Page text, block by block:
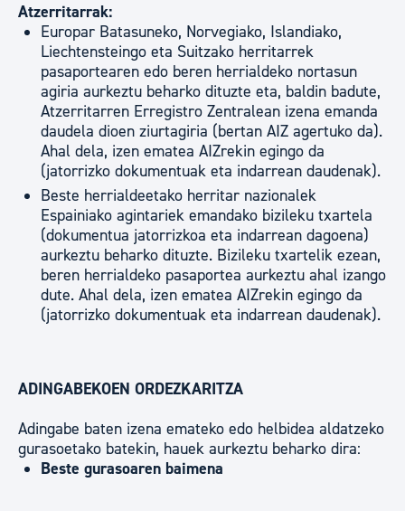
Atzerritarrak:
Europar Batasuneko, Norvegiako, Islandiako,
Liechtensteingo eta Suitzako herritarrek
pasaportearen edo beren herrialdeko nortasun
agiria aurkeztu beharko dituzte eta, baldin badute,
Atzerritarren Erregistro Zentralean izena emanda
daudela dioen ziurtagiria (bertan AIZ agertuko da).
Ahal dela, izen ematea AIZrekin egingo da
(jatorrizko dokumentuak eta indarrean daudenak).
Beste herrialdeetako herritar nazionalek
Espainiako agintariek emandako bizileku txartela
(dokumentua jatorrizkoa eta indarrean dagoena)
aurkeztu beharko dituzte. Bizileku txartelik ezean,
beren herrialdeko pasaportea aurkeztu ahal izango
dute. Ahal dela, izen ematea AIZrekin egingo da
(jatorrizko dokumentuak eta indarrean daudenak).
ADINGABEKOEN ORDEZKARITZA
Adingabe baten izena emateko edo helbidea aldatzeko
gurasoetako batekin, hauek aurkeztu beharko dira:
Beste gurasoaren baimena